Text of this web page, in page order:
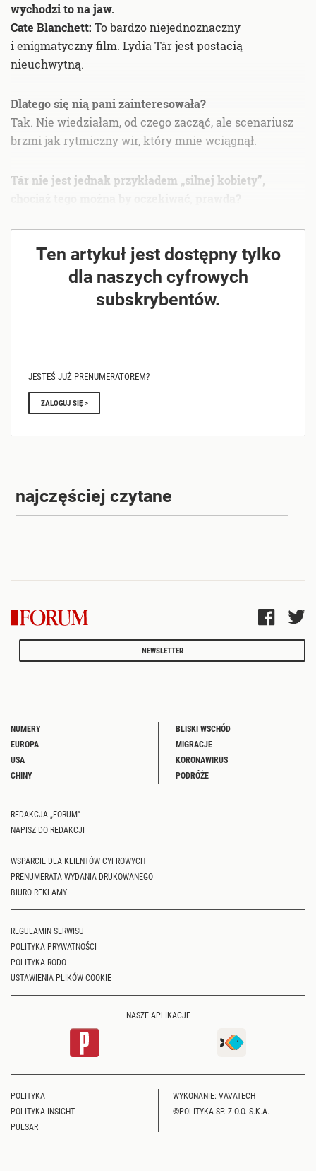
wychodzi to na jaw.
Cate Blanchett: To bardzo niejednoznaczny
i enigmatyczny film. Lydia Tár jest postacią
nieuchwytną.
Dlatego się nią pani zainteresowała?
Tak. Nie wiedziałam, od czego zacząć, ale scenariusz
brzmi jak rytmiczny wir, który mnie wciągnął.
Tár nie jest jednak przykładem „silnej kobiety”,
Ten artykuł jest dostępny tylko
dla naszych cyfrowych
subskrybentów.
JESTEŚ JUŻ PRENUMERATOREM?
ZALOGUJ SIĘ >
najczęściej czytane
NEWSLETTER
NUMERY
EUROPA
USA
CHINY
BLISKI WSCHÓD
MIGRACJE
KORONAWIRUS
PODRÓŻE
REDAKCJA „FORUM"
NAPISZ DO REDAKCJI
WSPARCIE DLA KLIENTÓW CYFROWYCH
PRENUMERATA WYDANIA DRUKOWANEGO
BIURO REKLAMY
REGULAMIN SERWISU
POLITYKA PRYWATNOŚCI
POLITYKA RODO
USTAWIENIA PLIKÓW COOKIE
POLITYKA
POLITYKA INSIGHT
PULSAR
NASZE APLIKACJE
WYKONANIE: VAVATECH
©POLITYKA SP. Z O.O. S.K.A.